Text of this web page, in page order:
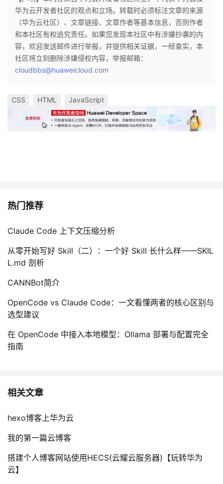
华为云开发者社区的观点和立场。转载时必须标注文章的来源
（华为云社区）、文章链接、文章作者等基本信息，否则作者
和本社区有权追究责任。如果您发现本社区中有涉嫌抄袭的内
容，欢迎发送邮件进行举报，并提供相关证据，一经查实，本
社区将立刻删除涉嫌侵权内容，举报邮箱：
cloudbbs@huaweicloud.com
CSS HTML JavaScript
热门推荐
Claude Code 上下文压缩分析
从零开始写好 Skill（二）：一个好 Skill 长什么样——SKIL
L.md 剖析
CANNBot简介
OpenCode vs Claude Code：一文看懂两者的核心区别与
选型建议
在 OpenCode 中接入本地模型：Ollama 部署与配置完全
指南
相关文章
hexo博客上华为云
我的第一篇云博客
搭建个人博客网站使用HECS(云耀云服务器)【玩转华为
云】